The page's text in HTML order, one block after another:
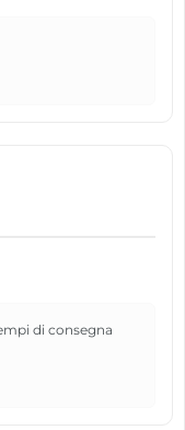
di consegna